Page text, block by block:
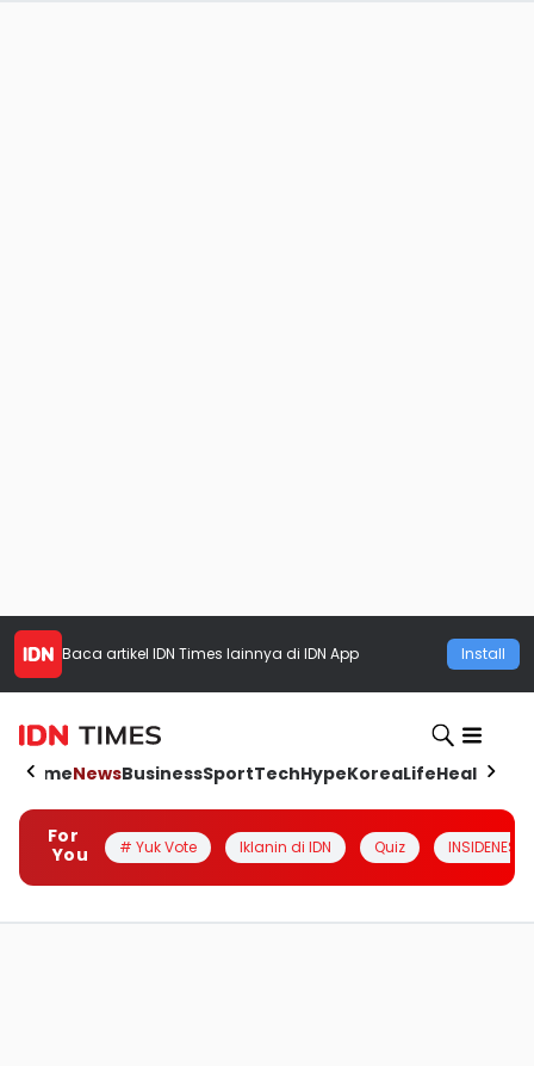
Baca artikel IDN Times lainnya di IDN App Install
HomeNewsBusinessSportTechHypeKoreaLifeHealth
For
You
# Yuk Vote Iklanin di IDN Quiz INSIDENESIA